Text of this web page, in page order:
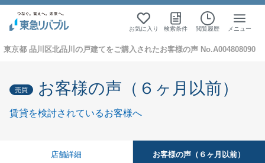
お気に入り 検索条件 閲覧履歴 メニュー
東京都 品川区北品川の戸建てをご購入されたお客様の声 No.A004808090
売買 お客様の声（６ヶ月以前）
賃貸を検討されているお客様へ
店舗詳細 お客様の声（６ヶ月以前）